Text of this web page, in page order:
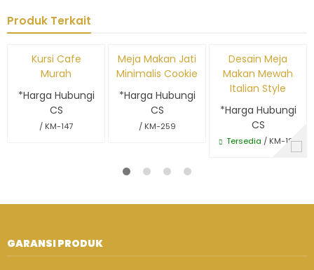
Produk Terkait
Kursi Cafe
Murah
*Harga Hubungi
CS
/ KM-147
Meja Makan Jati
Minimalis Cookie
*Harga Hubungi
CS
/ KM-259
Desain Meja
Makan Mewah
Italian Style
*Harga Hubungi
CS
Tersedia / KM-187
GARANSI PRODUK